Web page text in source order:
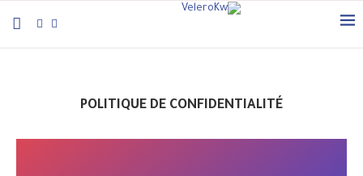
POLITIQUE DE CONFIDENTIALITÉ